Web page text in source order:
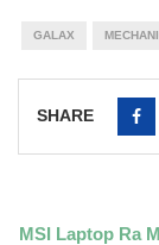
GALAX
SHARE
MSI Laptop Ra